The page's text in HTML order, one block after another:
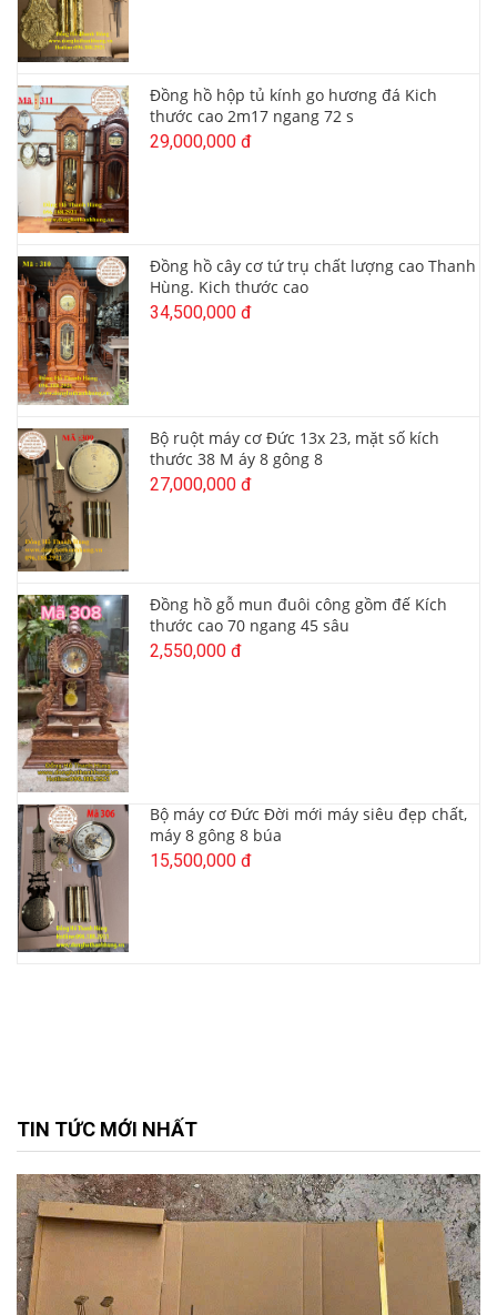
Đồng hồ hộp tủ kính go hương đá Kich
thước cao 2m17 ngang 72 s
29,000,000 đ
Đồng hồ cây cơ tứ trụ chất lượng cao Thanh
Hùng. Kich thước cao
34,500,000 đ
Bộ ruột máy cơ Đức 13x 23, mặt số kích
thước 38 M áy 8 gông 8
27,000,000 đ
Đồng hồ gỗ mun đuôi công gồm đế Kích
thước cao 70 ngang 45 sâu
2,550,000 đ
Bộ máy cơ Đức Đời mới máy siêu đẹp chất,
máy 8 gông 8 búa
15,500,000 đ
TIN TỨC MỚI NHẤT